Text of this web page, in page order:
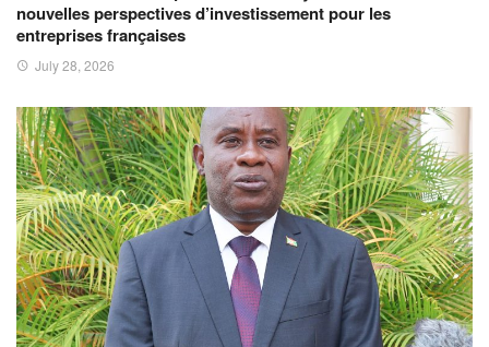
nouvelles perspectives d’investissement pour les
entreprises françaises
July 28, 2026